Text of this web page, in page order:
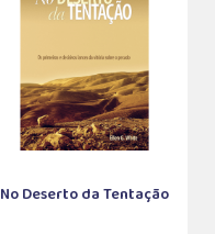
No Deserto da Tentação